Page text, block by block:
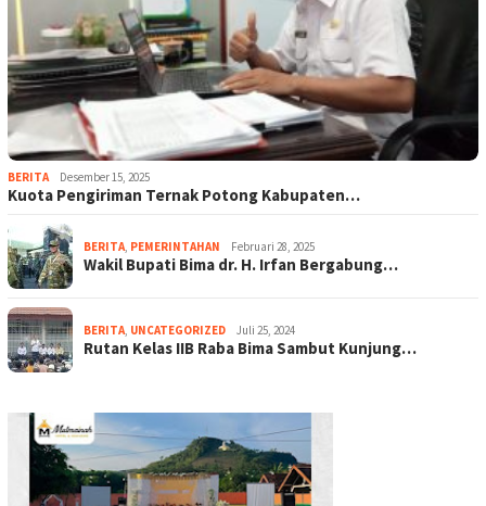
BERITA Desember 15, 2025
Kuota Pengiriman Ternak Potong Kabupaten…
BERITA PEMERINTAHAN Februari 28, 2025
Wakil Bupati Bima dr. H. Irfan Bergabung…
BERITA UNCATEGORIZED Juli 25, 2024
Rutan Kelas IIB Raba Bima Sambut Kunjung…